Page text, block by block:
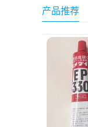
产品推荐